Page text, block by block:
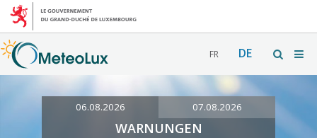
FR DE
06.08.2026 07.08.2026
WARNUNGEN